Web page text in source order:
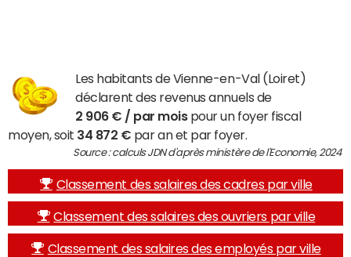
Les habitants de Vienne-en-Val (Loiret)
déclarent des revenus annuels de
2 906 € / par moispour un foyer fiscal
moyen, soit 34 872 € par an et par foyer.
Source : calculs JDN d'après ministère de l'Economie, 2024
Classement des salaires des cadres par ville
Classement des salaires des ouvriers par ville
Classement des salaires des employés par ville